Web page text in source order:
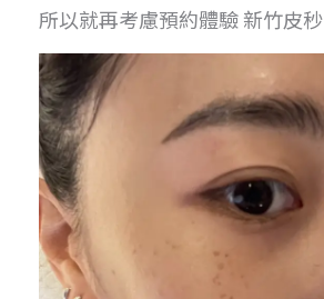
所以就再考慮預約體驗 新竹皮秒